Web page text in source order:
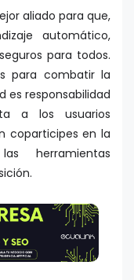
aliado para que,
automático,
para todos.
para combatir la
es responsabilidad
a los usuarios
coparticipes en la
herramientas